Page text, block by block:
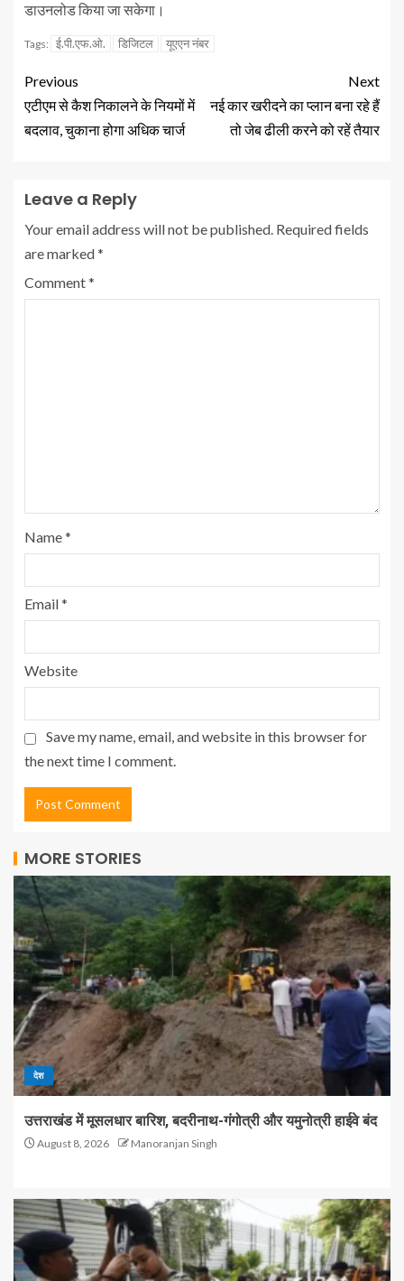
डाउनलोड किया जा सकेगा।
Tags: ई.पी.एफ.ओ. डिजिटल यूएएन नंबर
Previous
एटीएम से कैश निकालने के नियमों में
बदलाव, चुकाना होगा अधिक चार्ज
Next
नई कार खरीदने का प्लान बना रहे हैं
तो जेब ढीली करने को रहें तैयार
Leave a Reply
Your email address will not be published. Required fields
are marked*
Comment*
Name*
Email*
Website
Save my name, email, and website in this browser for
the next time I comment.
MORE STORIES
देश
उत्तराखंड में मूसलधार बारिश, बदरीनाथ-गंगोत्री और यमुनोत्री हाईवे बंद
August 8, 2026 Manoranjan Singh